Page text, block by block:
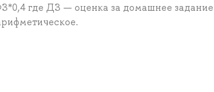
где ДЗ — оценка за домашнее